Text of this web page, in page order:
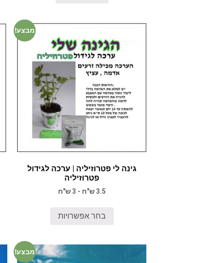
מבצע!
גינה לי פטרוזיליה | ערכה לגידול
פטרוזיליה
3.5 ש"ח - 3 ש"ח
בחר אפשרויות
מבצע!